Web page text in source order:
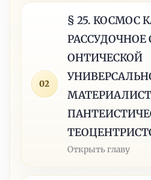
02
§ 25. КОСМОС
ОНТИЧЕСКОЙ
Открыть главу